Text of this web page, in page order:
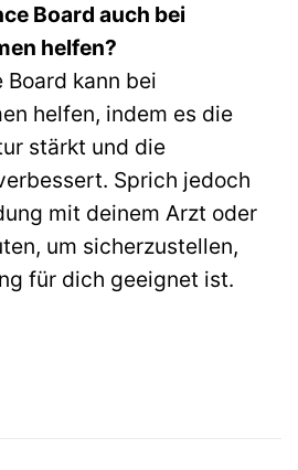
Board auch bei
helfen?
Board kann bei
helfen, indem es die
stärkt und die
Sprich jedoch
mit deinem Arzt oder
um sicherzustellen,
für dich geeignet ist.